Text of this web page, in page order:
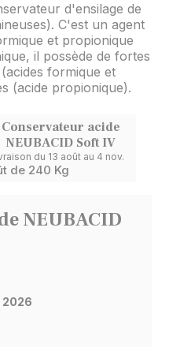
d'ensilage de
C'est un agent
et propionique
il possède de fortes
formique et
(acide propionique).
Conservateur acide
NEUBACID Soft IV
Livraison du 13 août au 4 nov.
de 240 Kg
NEUBACID
2026